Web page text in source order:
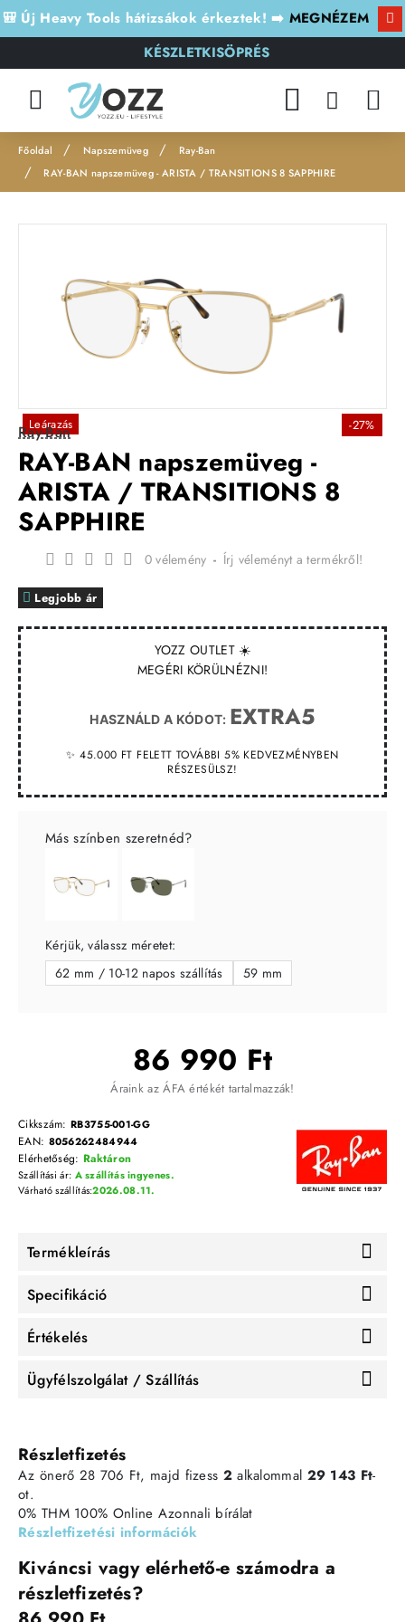
🎒 Új Heavy Tools hátizsákok érkeztek! ➡️ MEGNÉZEM
KÉSZLETKISÖPRÉS
o
Napszemüveg
Ray-Ban
RAY-BAN napszemüveg - ARISTA / TRANSITIONS 8 SAPPHIRE
Leárazás -27%
Ray-Ban
RAY-BAN napszemüveg -
ARISTA / TRANSITIONS 8
SAPPHIRE
YOZZ OUTLET ☀️
MEGÉRI KÖRÜLNÉZNI!
HASZNÁLD A KÓDOT: EXTRA5
✨ 45.000 FT FELETT TOVÁBBI 5% KEDVEZMÉNYBEN
RÉSZESÜLSZ!
Legjobb ár
0 vélemény - Írj véleményt a termékről!
86 990 Ft
Áraink az ÁFA értékét tartalmazzák!
Cikkszám: RB3755-001-GG
EAN: 8056262484944
Elérhetőség: Raktáron
Várható szállítás:2026.08.11.
Szállítási ár: A szállítás ingyenes.
Más színben szeretnéd?
Kérjük, válassz méretet:
62 mm / 10-12 napos szállítás
59 mm
Termékleírás
Specifikáció
Értékelés
Ügyfélszolgálat / Szállítás
Részletfizetés
Az önerő 28 706 Ft, majd fizess 2alkalommal 29 143 Ft-
ot.
0% THM 100% Online Azonnali bírálat
Részletfizetési információk
Kiváncsi vagy elérhető-e számodra a
részletfizetés?